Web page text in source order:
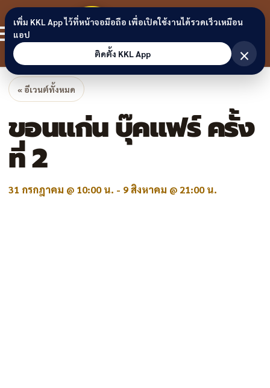
Skip to content
ขอนแก่น
ลิงก์
« อีเวนต์ทั้งหมด
ขอนแก่น บุ๊คแฟร์ ครั้ง
ที่ 2
31 กรกฎาคม @ 10:00 น. - 9 สิงหาคม @ 21:00 น.
เพิ่ม KKL App ไว้ที่หน้าจอมือถือ เพื่อเปิดใช้งานได้รวดเร็วเหมือน
แอป
ติดตั้ง KKL App
×